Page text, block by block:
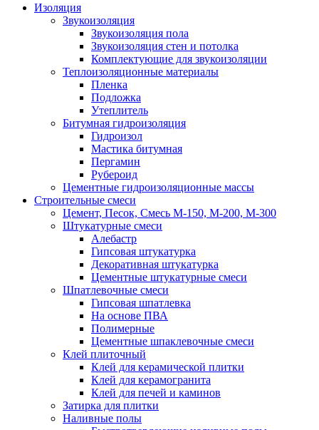
Изоляция
Звукоизоляция
Звукоизоляция пола
Звукоизоляция стен и потолка
Комплектующие для звукоизоляции
Теплоизоляционные материалы
Пленка
Подложка
Утеплитель
Битумная гидроизоляция
Гидроизол
Мастика битумная
Пергамин
Рубероид
Цементные гидроизоляционные массы
Строительные смеси
Цемент, Песок, Смесь М-150, М-200, М-300
Штукатурные смеси
Алебастр
Гипсовая штукатурка
Декоративная штукатурка
Цементные штукатурные смеси
Шпатлевочные смеси
Гипсовая шпатлевка
На основе ПВА
Полимерные
Цементные шпаклевочные смеси
Клей плиточный
Клей для керамической плитки
Клей для керамогранита
Клей для печей и каминов
Затирка для плитки
Наливные полы